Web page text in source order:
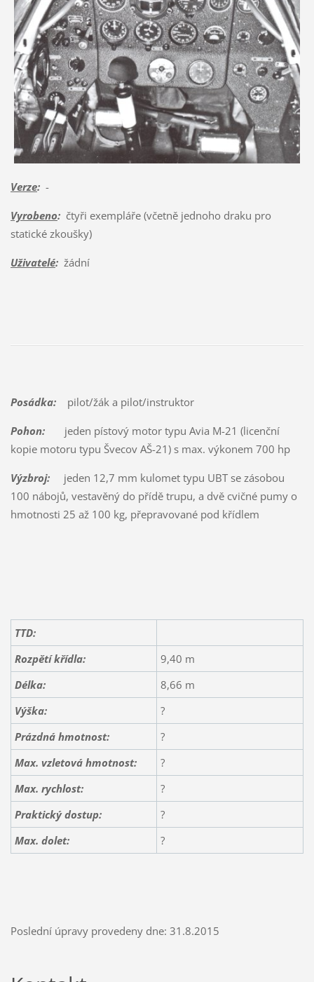
Verze:-
Vyrobeno:čtyři exempláře (včetně jednoho draku pro
statické zkoušky)
Uživatelé:žádní
Posádka:pilot/žák a pilot/instruktor
Pohon:jeden pístový motor typu Avia M-21 (licenční
kopie motoru typu Švecov AŠ-21) s max. výkonem 700 hp
Výzbroj:jeden 12,7 mm kulomet typu UBT se zásobou
100 nábojů, vestavěný do přídě trupu, a dvě cvičné pumy o
hmotnosti 25 až 100 kg, přepravované pod křídlem
TTD:
Rozpětí křídla:
9,40 m
Délka:
8,66 m
Výška:
?
Prázdná hmotnost:
?
Max. vzletová hmotnost:
?
Max. rychlost:
?
Praktický dostup:
?
Max. dolet:
?
Poslední úpravy provedeny dne: 31.8.2015